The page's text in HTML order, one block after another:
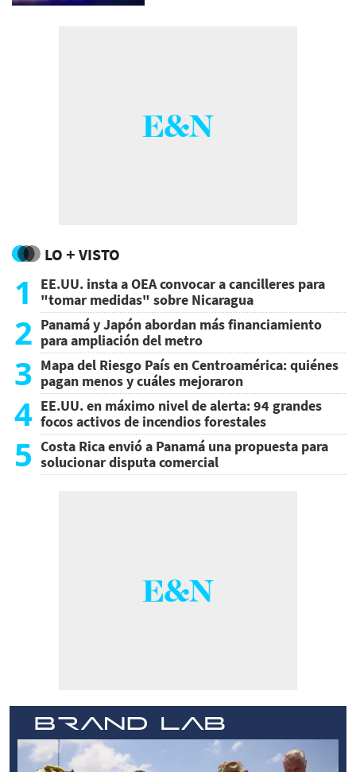
LO + VISTO
1
EE.UU. insta a OEA convocar a cancilleres para
"tomar medidas" sobre Nicaragua
2 Panamá y Japón abordan más financiamiento
para ampliación del metro
3 Mapa del Riesgo País en Centroamérica: quiénes
pagan menos y cuáles mejoraron
4 EE.UU. en máximo nivel de alerta: 94 grandes
focos activos de incendios forestales
5 Costa Rica envió a Panamá una propuesta para
solucionar disputa comercial